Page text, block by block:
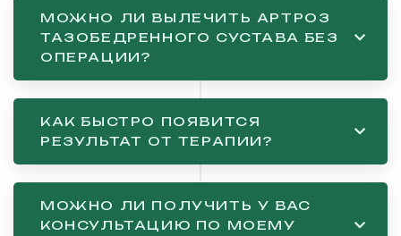
МОЖНО ЛИ ВЫЛЕЧИТЬ АРТРОЗ
ТАЗОБЕДРЕННОГО СУСТАВА БЕЗ
ОПЕРАЦИИ?
КАК БЫСТРО ПОЯВИТСЯ
РЕЗУЛЬТАТ ОТ ТЕРАПИИ?
МОЖНО ЛИ ПОЛУЧИТЬ У ВАС
КОНСУЛЬТАЦИЮ ПО МОЕМУ